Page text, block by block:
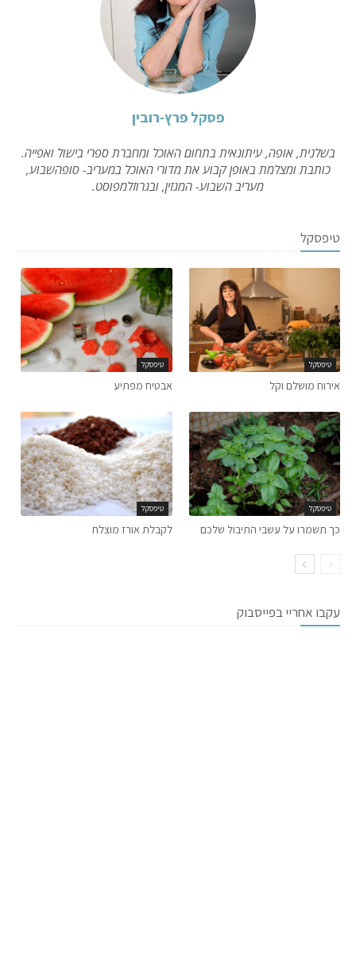
פסקל פרץ-רובין
בשלנית, אופה, עיתונאית בתחום האוכל ומחברת ספרי בישול ואפייה.
כותבת ומצלמת באופן קבוע את מדורי האוכל במעריב- סופהשבוע,
מעריב השבוע- המגזין, ובגרוזלמפוסט.
טיפסקל
טיפסקל
אירוח מושלם וקל
טיפסקל
אבטיח מפתיע
טיפסקל
כך תשמרו על עשבי התיבול שלכם
טיפסקל
לקבלת אורז מוצלח
עקבו אחריי בפייסבוק